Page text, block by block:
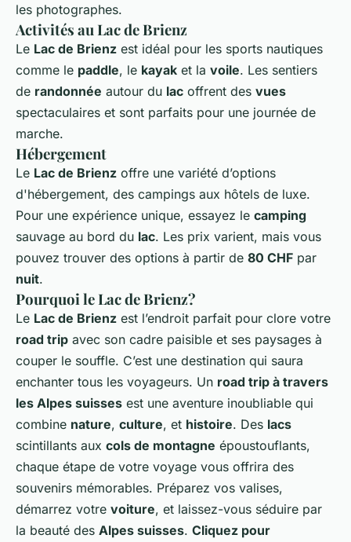
les photographes.
Activités au Lac de Brienz
Le Lac de Brienz est idéal pour les sports nautiques
comme le paddle, le kayak et la voile. Les sentiers
de randonnée autour du lac offrent des vues
spectaculaires et sont parfaits pour une journée de
marche.
Hébergement
Le Lac de Brienz offre une variété d’options
d'hébergement, des campings aux hôtels de luxe.
Pour une expérience unique, essayez le camping
sauvage au bord du lac. Les prix varient, mais vous
pouvez trouver des options à partir de 80 CHF par
nuit.
Pourquoi le Lac de Brienz?
Le Lac de Brienz est l’endroit parfait pour clore votre
road trip avec son cadre paisible et ses paysages à
couper le souffle. C’est une destination qui saura
enchanter tous les voyageurs. Un road trip à travers
les Alpes suisses est une aventure inoubliable qui
combine nature, culture, et histoire. Des lacs
scintillants aux cols de montagne époustouflants,
chaque étape de votre voyage vous offrira des
souvenirs mémorables. Préparez vos valises,
démarrez votre voiture, et laissez-vous séduire par
la beauté des Alpes suisses. Cliquez pour